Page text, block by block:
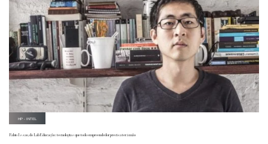
HP - INTEL
Fabio Issao, do LabEducação: tecnologias que todo empreendedor precisa ter à mão